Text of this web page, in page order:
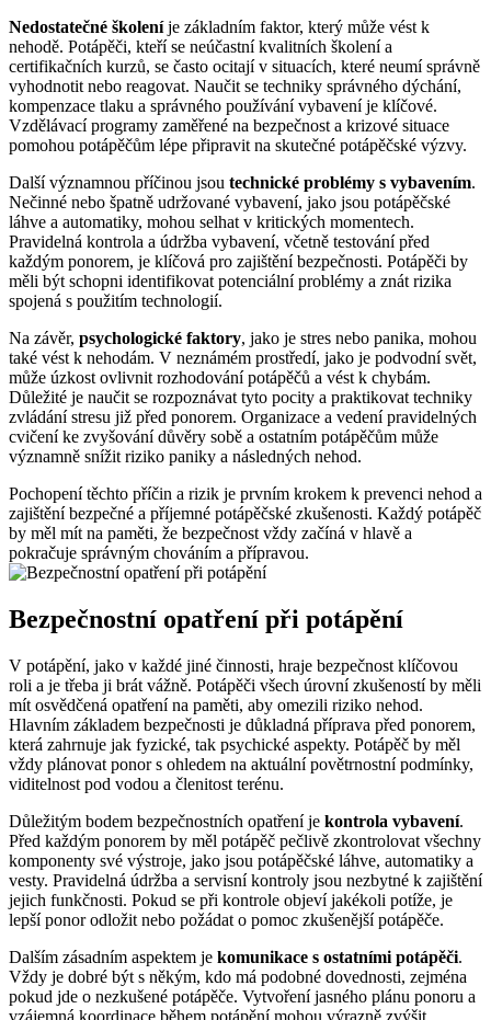
Nedostatečné školeníje základním faktor, který může vést k
nehodě. Potápěči, kteří se neúčastní kvalitních školení a
certifikačních kurzů, se často ocitají v situacích, které neumí správně
vyhodnotit nebo reagovat. Naučit se techniky správného dýchání,
kompenzace tlaku a správného používání vybavení je klíčové.
Vzdělávací programy zaměřené na bezpečnost a krizové situace
pomohou potápěčům lépe připravit na skutečné potápěčské výzvy.
Další významnou příčinou jsou technické problémy s vybavením.
Nečinné nebo špatně udržované vybavení, jako jsou potápěčské
láhve a automatiky, mohou selhat v kritických momentech.
Pravidelná kontrola a údržba vybavení, včetně testování před
každým ponorem, je klíčová pro zajištění bezpečnosti. Potápěči by
měli být schopni identifikovat potenciální problémy a znát rizika
spojená s použitím technologií.
Na závěr, psychologické faktory, jako je stres nebo panika, mohou
také vést k nehodám. V neznámém prostředí, jako je podvodní svět,
může úzkost ovlivnit rozhodování potápěčů a vést k chybám.
Důležité je naučit se rozpoznávat tyto pocity a praktikovat techniky
zvládání stresu již před ponorem. Organizace a vedení pravidelných
cvičení ke zvyšování důvěry sobě a ostatním potápěčům může
významně snížit riziko paniky a následných nehod.
Pochopení těchto příčin a rizik je prvním krokem k prevenci nehod a
zajištění bezpečné a příjemné potápěčské zkušenosti. Každý potápěč
by měl mít na paměti, že bezpečnost vždy začíná v hlavě a
pokračuje správným chováním a přípravou.
Bezpečnostní opatření při potápění
V potápění, jako v každé jiné činnosti, hraje bezpečnost klíčovou
roli a je třeba ji brát vážně. Potápěči všech úrovní zkušeností by měli
mít osvědčená opatření na paměti, aby omezili riziko nehod.
Hlavním základem bezpečnosti je důkladná příprava před ponorem,
která zahrnuje jak fyzické, tak psychické aspekty. Potápěč by měl
vždy plánovat ponor s ohledem na aktuální povětrnostní podmínky,
viditelnost pod vodou a členitost terénu.
Důležitým bodem bezpečnostních opatření je kontrola vybavení.
Před každým ponorem by měl potápěč pečlivě zkontrolovat všechny
komponenty své výstroje, jako jsou potápěčské láhve, automatiky a
vesty. Pravidelná údržba a servisní kontroly jsou nezbytné k zajištění
jejich funkčnosti. Pokud se při kontrole objeví jakékoli potíže, je
lepší ponor odložit nebo požádat o pomoc zkušenější potápěče.
Dalším zásadním aspektem je komunikace s ostatními potápěči.
Vždy je dobré být s někým, kdo má podobné dovednosti, zejména
pokud jde o nezkušené potápěče. Vytvoření jasného plánu ponoru a
vzájemná koordinace během potápění mohou výrazně zvýšit